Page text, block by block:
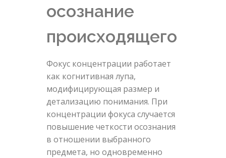
осознание
происходящего
Фокус концентрации работает
как когнитивная лупа,
модифицирующая размер и
детализацию понимания. При
концентрации фокуса случается
повышение четкости осознания
в отношении выбранного
предмета, но одновременно